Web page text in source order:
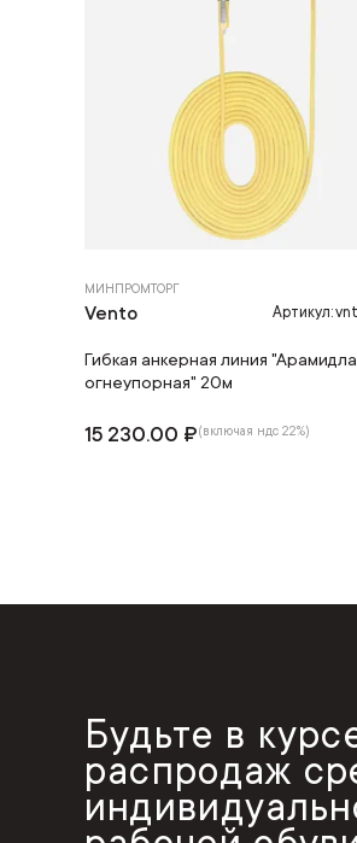
МИНПРОМТОРГ
Vento Артикул:
Гибкая анкерная линия
огнеупорная" 20м
15 230.00 ₽(включая ндс 22%)
Будьте в
распродаж